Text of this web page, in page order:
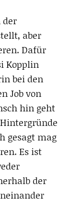
der
aber
Dafür
Kopplin
bei den
Job von
hin geht
gesagt mag
Es ist
der